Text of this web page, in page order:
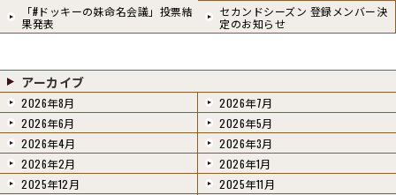
「#ドッキーの妹命名会議」投票結
果発表
セカンドシーズン 登録メンバー決
定のお知らせ
アーカイブ
2026年8月
2026年7月
2026年6月
2026年5月
2026年4月
2026年3月
2026年2月
2026年1月
2025年12月
2025年11月